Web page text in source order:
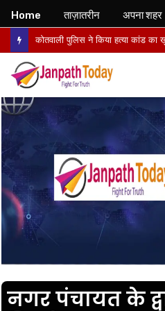
नगर पंचायत के
Home ताज़ातरीन अपना शहर